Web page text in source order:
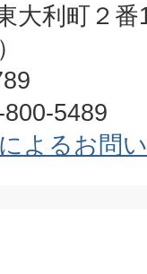
大利町２
5489
よるお問